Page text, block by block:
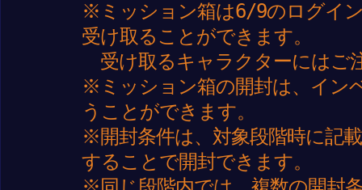
※ミッション箱は6/9のログイ
受け取ることができます。
受け取るキャラクターにはご
※ミッション箱の開封は、イン
うことができます。
※開封条件は、対象段階時に記
することで開封できます。